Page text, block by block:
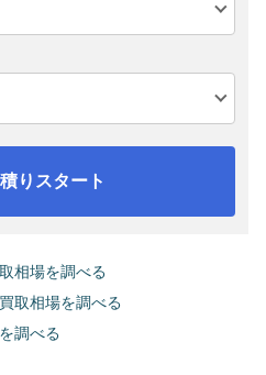
りスタート
相場を調べる
取相場を調べる
調べる